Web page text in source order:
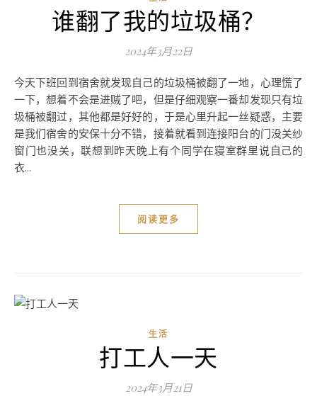
谁翻了我的垃圾桶？
2024年3月22日
今天下班回到宿舍就发现自己的垃圾桶被翻了一地，心理慌了
一下，想着不会是进贼了吧，但是仔细观察一番却发现只有垃
圾桶被翻过，其他都是好好的，于是心里升起一丝疑惑，主要
是我们宿舍的安保十分不错，接着就看到连接阳台的门没关纱
窗门也没关，联想到昨天晚上有个同学在寝室群里说自己的
衣...
阅读更多
生活
打工人一天
2024年3月21日